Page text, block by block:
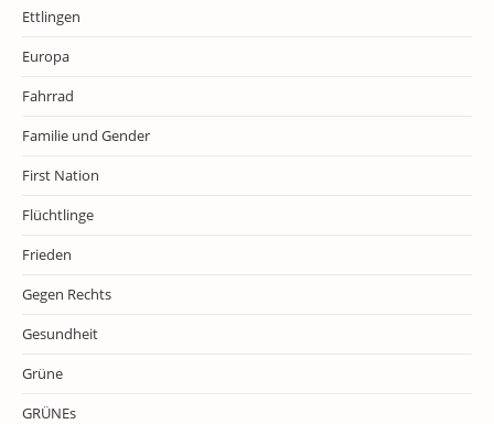
Ettlingen
Europa
Fahrrad
Familie und Gender
First Nation
Flüchtlinge
Frieden
Gegen Rechts
Gesundheit
Grüne
GRÜNEs